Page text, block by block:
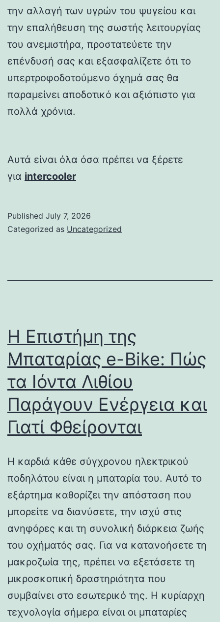
την αλλαγή των υγρών του ψυγείου και
την επαλήθευση της σωστής λειτουργίας
του ανεμιστήρα, προστατεύετε την
επένδυσή σας και εξασφαλίζετε ότι το
υπερτροφοδοτούμενο όχημά σας θα
παραμείνει αποδοτικό και αξιόπιστο για
πολλά χρόνια.
Αυτά είναι όλα όσα πρέπει να ξέρετε
για intercooler
Published July 7, 2026
Categorized as Uncategorized
Η Επιστήμη της
Μπαταρίας e-Bike: Πώς
τα Ιόντα Λιθίου
Παράγουν Ενέργεια και
Γιατί Φθείρονται
Η καρδιά κάθε σύγχρονου ηλεκτρικού
ποδηλάτου είναι η μπαταρία του. Αυτό το
εξάρτημα καθορίζει την απόσταση που
μπορείτε να διανύσετε, την ισχύ στις
ανηφόρες και τη συνολική διάρκεια ζωής
του οχήματός σας. Για να κατανοήσετε τη
μακροζωία της, πρέπει να εξετάσετε τη
μικροσκοπική δραστηριότητα που
συμβαίνει στο εσωτερικό της. Η κυρίαρχη
τεχνολογία σήμερα είναι οι μπαταρίες